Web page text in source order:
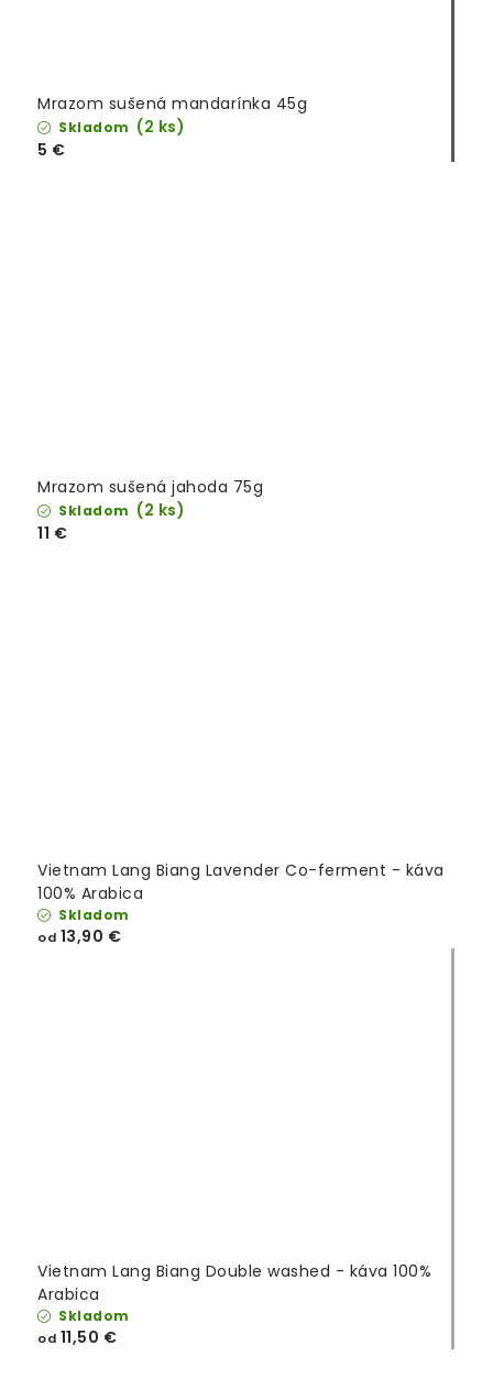
Mrazom sušená mandarínka 45g
Skladom (2 ks)
5 €
Mrazom sušená jahoda 75g
Skladom (2 ks)
11 €
Vietnam Lang Biang Lavender Co-ferment - káva
100% Arabica
Skladom
od 13,90 €
Vietnam Lang Biang Double washed - káva 100%
Arabica
Skladom
od 11,50 €